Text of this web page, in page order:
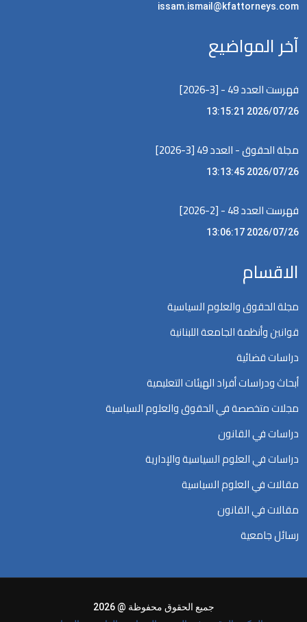
issam.ismail@kfattorneys.com
آخر المواضيع
فهرست العدد 49 - [3-2026]
2026/07/26 13:15:21
مجلة الحقوق - العدد 49 [3-2026]
2026/07/26 13:13:45
فهرست العدد 48 - [2-2026]
2026/07/26 13:06:17
الاقسام
مجلة الحقوق والعلوم السياسية
قوانين وأنظمة الجامعة اللبنانية
دراسات قضائية
أبحاث ودراسات أفراد الهيئات التعليمية
مجلات متخصصة في الحقوق والعلوم السياسية
دراسات في القانون
دراسات في العلوم السياسية والإدارية
مقالات في العلوم السياسية
مقالات في القانون
رسائل جامعية
جميع الحقوق محفوظة @ 2026